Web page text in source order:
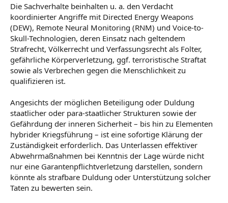
Die Sachverhalte beinhalten u. a. den Verdacht
koordinierter Angriffe mit Directed Energy Weapons
(DEW), Remote Neural Monitoring (RNM) und Voice-to-
Skull-Technologien, deren Einsatz nach geltendem
Strafrecht, Völkerrecht und Verfassungsrecht als Folter,
gefährliche Körperverletzung, ggf. terroristische Straftat
sowie als Verbrechen gegen die Menschlichkeit zu
qualifizieren ist.
Angesichts der möglichen Beteiligung oder Duldung
staatlicher oder para-staatlicher Strukturen sowie der
Gefährdung der inneren Sicherheit – bis hin zu Elementen
hybrider Kriegsführung – ist eine sofortige Klärung der
Zuständigkeit erforderlich. Das Unterlassen effektiver
Abwehrmaßnahmen bei Kenntnis der Lage würde nicht
nur eine Garantenpflichtverletzung darstellen, sondern
könnte als strafbare Duldung oder Unterstützung solcher
Taten zu bewerten sein.